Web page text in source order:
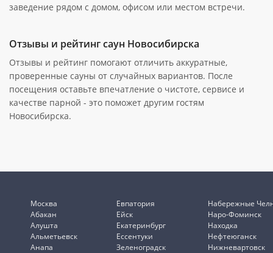
заведение рядом с домом, офисом или местом встречи.
Отзывы и рейтинг саун Новосибирска
Отзывы и рейтинг помогают отличить аккуратные,
проверенные сауны от случайных вариантов. После
посещения оставьте впечатление о чистоте, сервисе и
качестве парной - это поможет другим гостям
Новосибирска.
Москва
Абакан
Алушта
Альметьевск
Анапа
Евпатория
Ейск
Екатеринбург
Ессентуки
Зеленоградск
Набережные
Наро-Фоминск
Находка
Нефтеюганск
Нижневартовск